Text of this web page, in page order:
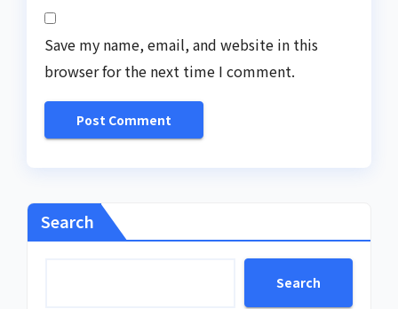
Save my name, email, and website in this
browser for the next time I comment.
Search
Search